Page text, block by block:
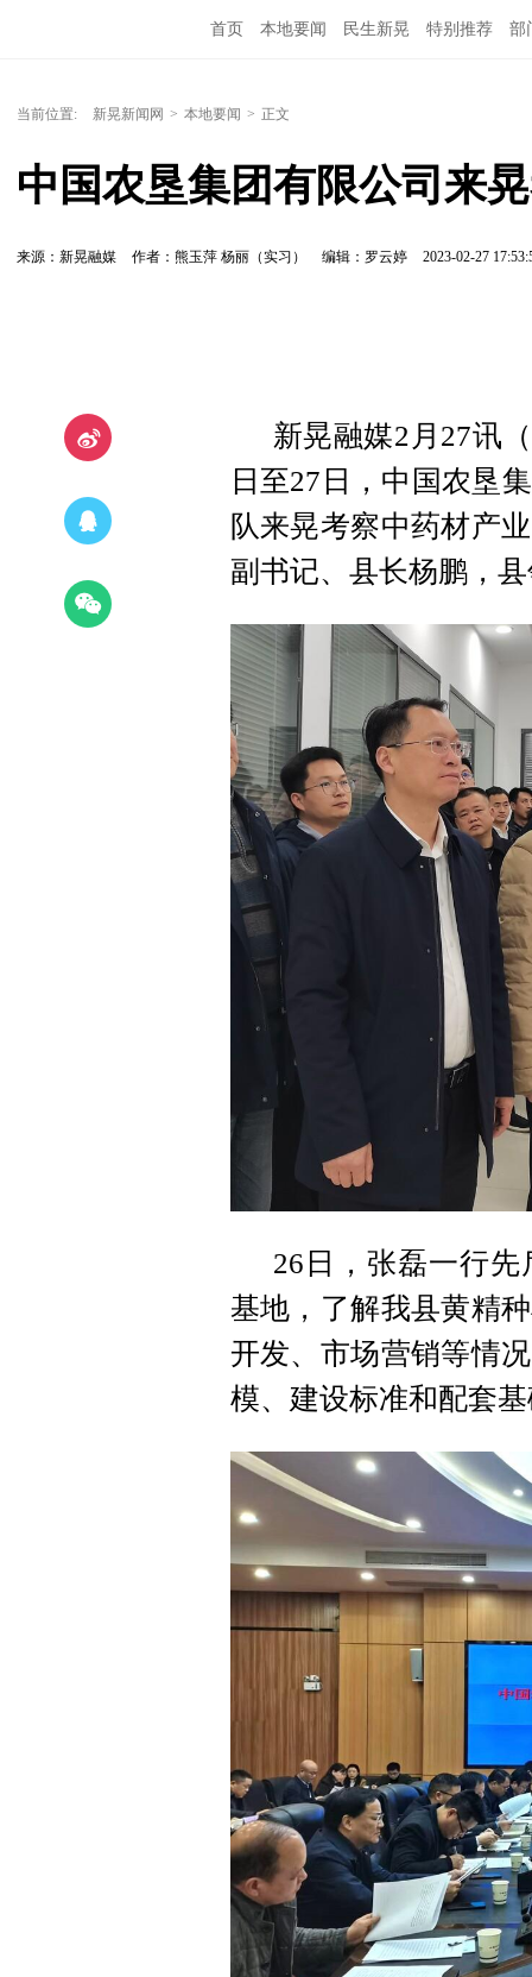
首页 本地要闻 民生新晃 特别推荐 部
当前位置: 新晃新闻网 > 本地要闻 > 正文
中国农垦集团有限公司来
来源：新晃融媒 作者：熊玉萍 杨丽（实习） 编辑：罗云婷 2023-02-27
新晃融媒2月27讯
日至27日，中国农垦
队来晃考察中药材产
副书记、县长杨鹏，
26日，张磊一行
基地，了解我县黄精
开发、市场营销等情
模、建设标准和配套